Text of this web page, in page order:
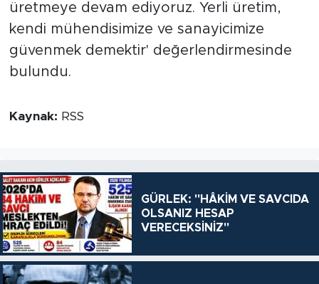
üretmeye devam ediyoruz. Yerli üretim,
kendi mühendisimize ve sanayicimize
güvenmek demektir' değerlendirmesinde
bulundu.
Kaynak: RSS
GÜRLEK: "HÂKİM VE SAVCIDA
OLSANIZ HESAP
VERECEKSİNİZ"